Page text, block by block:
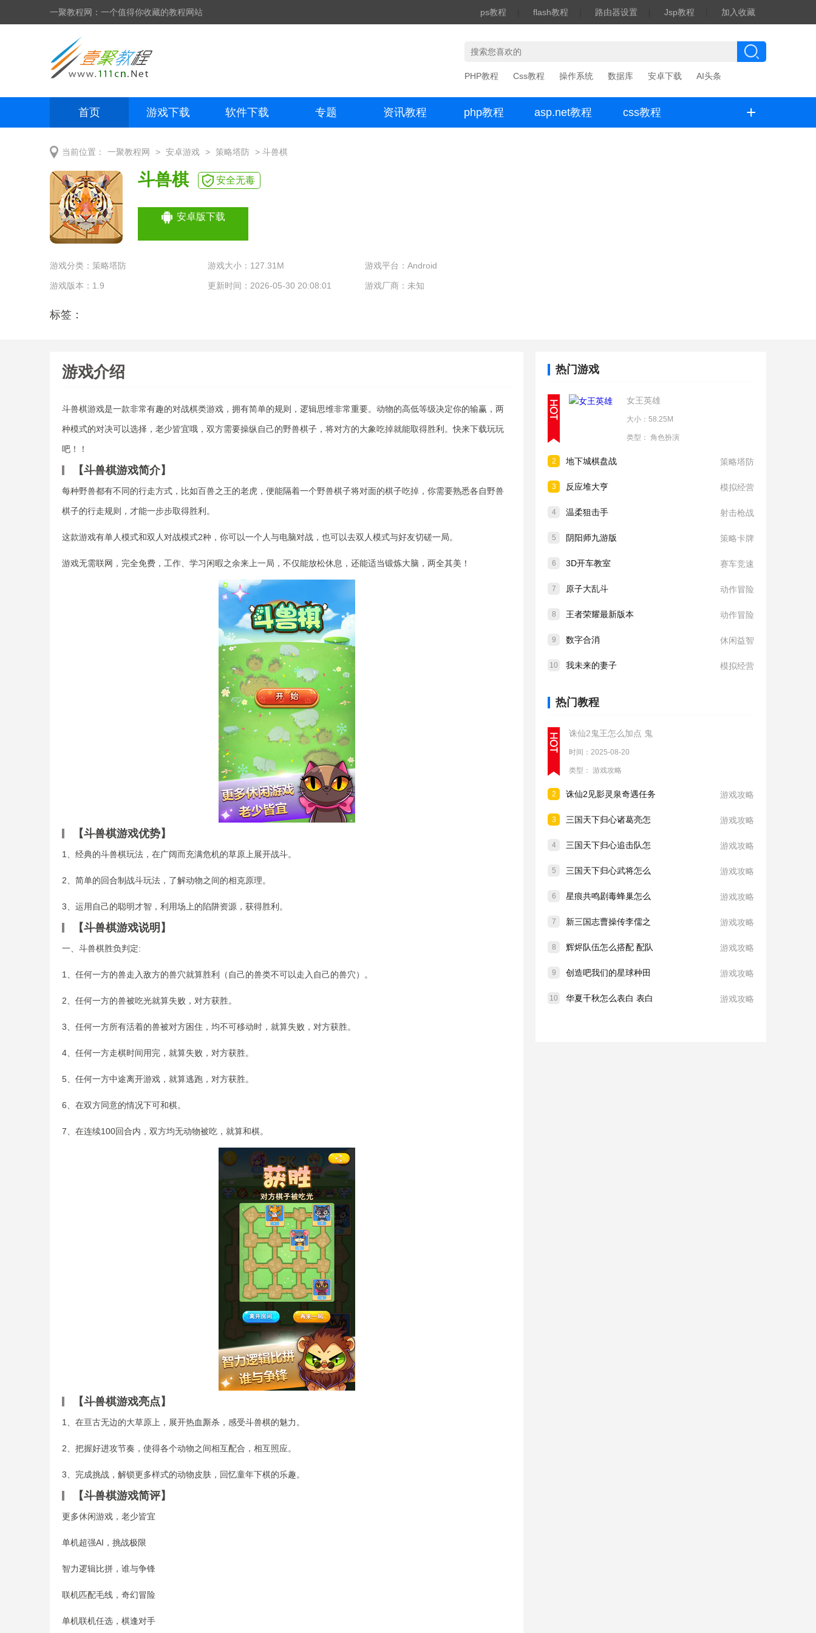
一聚教程网：一个值得你收藏的教程网站 ps教程 flash教程 路由器设置 Jsp教程 加入收藏
PHP教程 Css教程 操作系统 数据库 安卓下载 AI头条
首页 游戏下载 软件下载 专题 资讯教程 php教程 asp.net教程 css教程 +
当前位置： 一聚教程网 > 安卓游戏 > 策略塔防 > 斗兽棋
斗兽棋 安全无毒
安卓版下载
游戏分类： 策略塔防 游戏大小：127.31M 游戏平台：Android
游戏版本：1.9 更新时间：2026-05-30 20:08:01 游戏厂商：未知
标签：
游戏介绍
斗兽棋游戏是一款非常有趣的对战棋类游戏，拥有简单的规则，逻辑思维非常重要。动物的高低等级决定你的输赢，两
种模式的对决可以选择，老少皆宜哦，双方需要操纵自己的野兽棋子，将对方的大象吃掉就能取得胜利。快来下载玩玩
吧！！
【斗兽棋游戏简介】
每种野兽都有不同的行走方式，比如百兽之王的老虎，便能隔着一个野兽棋子将对面的棋子吃掉，你需要熟悉各自野兽
棋子的行走规则，才能一步步取得胜利。
这款游戏有单人模式和双人对战模式2种，你可以一个人与电脑对战，也可以去双人模式与好友切磋一局。
游戏无需联网，完全免费，工作、学习闲暇之余来上一局，不仅能放松休息，还能适当锻炼大脑，两全其美！
【斗兽棋游戏优势】
1、经典的斗兽棋玩法，在广阔而充满危机的草原上展开战斗。
2、简单的回合制战斗玩法，了解动物之间的相克原理。
3、运用自己的聪明才智，利用场上的陷阱资源，获得胜利。
【斗兽棋游戏说明】
一、斗兽棋胜负判定:
1、任何一方的兽走入敌方的兽穴就算胜利（自己的兽类不可以走入自己的兽穴）。
2、任何一方的兽被吃光就算失败，对方获胜。
3、任何一方所有活着的兽被对方困住，均不可移动时，就算失败，对方获胜。
4、任何一方走棋时间用完，就算失败，对方获胜。
5、任何一方中途离开游戏，就算逃跑，对方获胜。
6、在双方同意的情况下可和棋。
7、在连续100回合内，双方均无动物被吃，就算和棋。
【斗兽棋游戏亮点】
1、在亘古无边的大草原上，展开热血厮杀，感受斗兽棋的魅力。
2、把握好进攻节奏，使得各个动物之间相互配合，相互照应。
3、完成挑战，解锁更多样式的动物皮肤，回忆童年下棋的乐趣。
【斗兽棋游戏简评】
更多休闲游戏，老少皆宜
单机超强AI，挑战极限
智力逻辑比拼，谁与争锋
联机匹配毛线，奇幻冒险
单机联机任选，棋逢对手
热门游戏
女王英雄
大小：58.25M
类型： 角色扮演
2 地下城棋盘战 策略塔防
3 反应堆大亨 模拟经营
4 温柔狙击手 射击枪战
5 阴阳师九游版 策略卡牌
6 3D开车教室 赛车竞速
7 原子大乱斗 动作冒险
8 王者荣耀最新版本 动作冒险
9 数字合消 休闲益智
10 我未来的妻子 模拟经营
热门教程
诛仙2鬼王怎么加点 鬼
时间：2025-08-20
类型： 游戏攻略
2 诛仙2见影灵泉奇遇任务 游戏攻略
3 三国天下归心诸葛亮怎 游戏攻略
4 三国天下归心追击队怎 游戏攻略
5 三国天下归心武将怎么 游戏攻略
6 星痕共鸣剧毒蜂巢怎么 游戏攻略
7 新三国志曹操传李儒之 游戏攻略
8 辉烬队伍怎么搭配 配队 游戏攻略
9 创造吧我们的星球种田 游戏攻略
10 华夏千秋怎么表白 表白 游戏攻略